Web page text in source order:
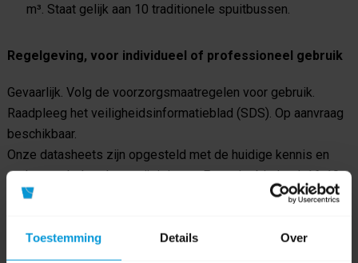
Toestemming Details Over
m³. Staat gelijk aan 10 traditionele spuitbussen.
Regelgeving, voor individueel of professioneel gebruik
Gevaarlijk. Volg de voorzorgsmaatregelen voor gebruik.
Raadpleeg het veiligheidsinformatieblad (SDS). Op aanvraag
beschikbaar.
Onze datasheets zijn opgesteld met de huidige kennis en
onder voorbehoud van wijzigingen. Foto niet bindend. 16-10-
2018 Index 3.1
Product specificaties